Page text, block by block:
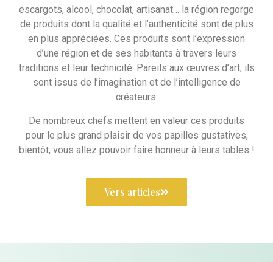
escargots, alcool, chocolat, artisanat… la région regorge
de produits dont la qualité et l’authenticité sont de plus
en plus appréciées. Ces produits sont l’expression
d’une région et de ses habitants à travers leurs
traditions et leur technicité. Pareils aux œuvres d’art, ils
sont issus de l’imagination et de l’intelligence de
créateurs.
De nombreux chefs mettent en valeur ces produits
pour le plus grand plaisir de vos papilles gustatives,
bientôt, vous allez pouvoir faire honneur à leurs tables !
Vers articles